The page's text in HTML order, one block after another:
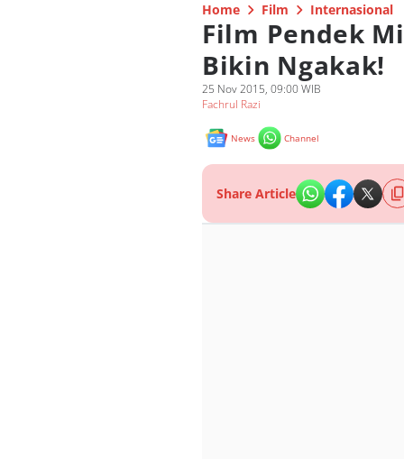
Home Film Internasional
Film Pendek
Bikin Ngakak!
25 Nov 2015, 09:00 WIB
Fachrul Razi
News Channel
Share Article